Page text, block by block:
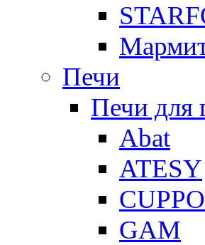
Печи
Печи для
Abat
ATESY
GAM